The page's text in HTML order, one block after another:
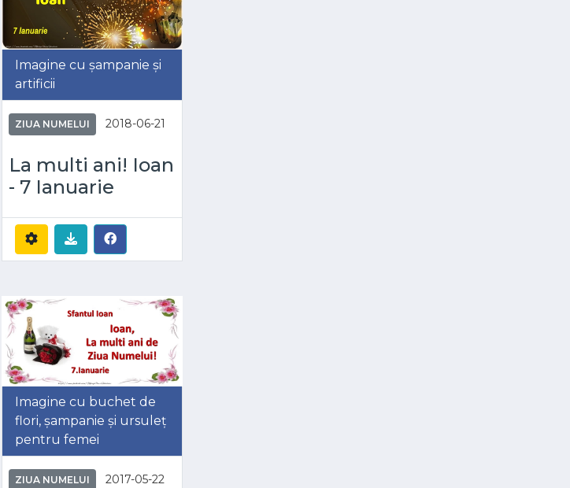
Imagine cu șampanie și
artificii
ZIUA NUMELUI 2018-06-21
La multi ani! Ioan
- 7 Ianuarie
Imagine cu buchet de
flori, șampanie și ursuleț
pentru femei
ZIUA NUMELUI 2017-05-22